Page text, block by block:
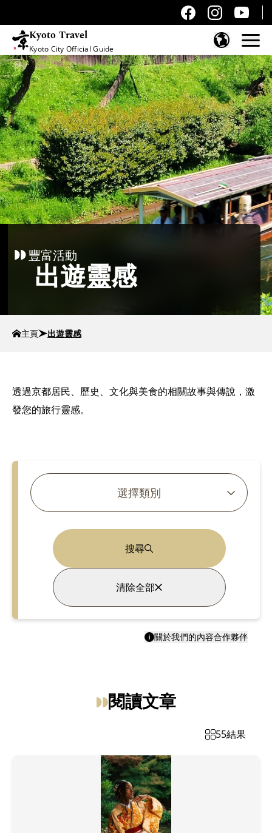
Kyoto Travel
Kyoto City Official Guide
跳至內容
豐富活動
出遊靈感
主頁 出遊靈感
透過京都居民、歷史、文化與美食的相關故事與傳說，激
發您的旅行靈感。
搜尋文章 選擇類別
搜尋
清除全部
關於我們的內容合作夥伴
閱讀文章
55結果